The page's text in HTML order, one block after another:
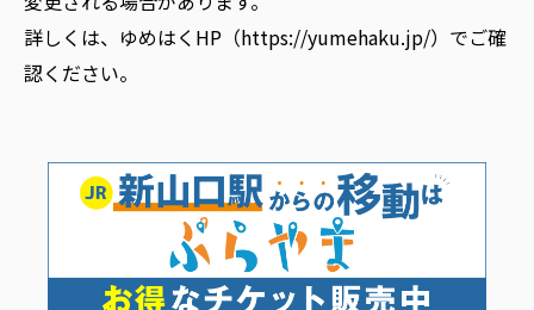
詳しくは、ゆめはくHP（https://yumehaku.jp/）でご確
認ください。